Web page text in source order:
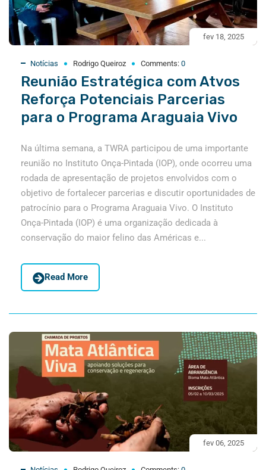
fev 18, 2025
Notícias Rodrigo Queiroz Comments: 0
Reunião Estratégica com Atvos
Reforça Potenciais Parcerias
para o Programa Araguaia Vivo
Na última semana, a TWRA participou de uma importante
reunião no Instituto Onça-Pintada (IOP), onde ocorreu uma
rodada de apresentação de projetos envolvidos com o
objetivo de fortalecer parcerias e discutir oportunidades de
patrocínio para o Programa Araguaia Vivo. O Instituto
Onça-Pintada (IOP) é uma organização dedicada à
conservação do maior felino das Américas e...
Read More
fev 06, 2025